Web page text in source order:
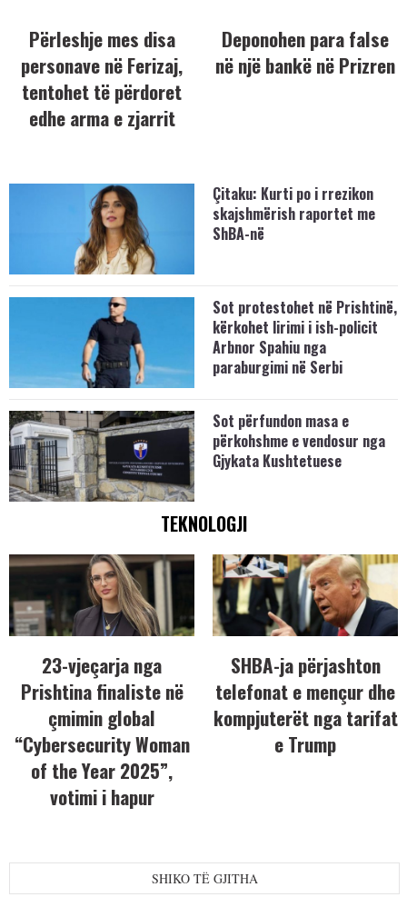
Përleshje mes disa
personave në Ferizaj,
tentohet të përdoret
edhe arma e zjarrit
Deponohen para false
në një bankë në Prizren
Çitaku: Kurti po i rrezikon
skajshmërish raportet me
ShBA-në
Sot protestohet në Prishtinë,
kërkohet lirimi i ish-policit
Arbnor Spahiu nga
paraburgimi në Serbi
Sot përfundon masa e
përkohshme e vendosur nga
Gjykata Kushtetuese
TEKNOLOGJI
23-vjeçarja nga
Prishtina finaliste në
çmimin global
“Cybersecurity Woman
of the Year 2025”,
votimi i hapur
SHBA-ja përjashton
telefonat e mençur dhe
kompjuterët nga tarifat
e Trump
SHIKO TË GJITHA